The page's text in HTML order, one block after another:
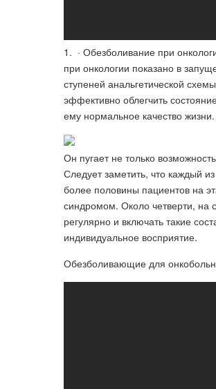
1. · Обезболивание при
при онкологии показано в
ступеней анальгетической
эффективно облегчить
ему нормальное качество жизни.
Он пугает не только
Следует заметить, что каждый
более половины пациентов на
синдромом. Около четверти, на
регулярно и включать такие
индивидуальное восприятие.
Обезболивающие для